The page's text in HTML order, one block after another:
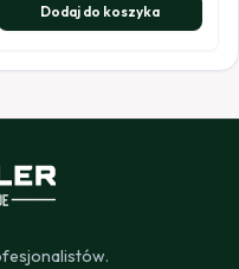
Dodaj do koszyka